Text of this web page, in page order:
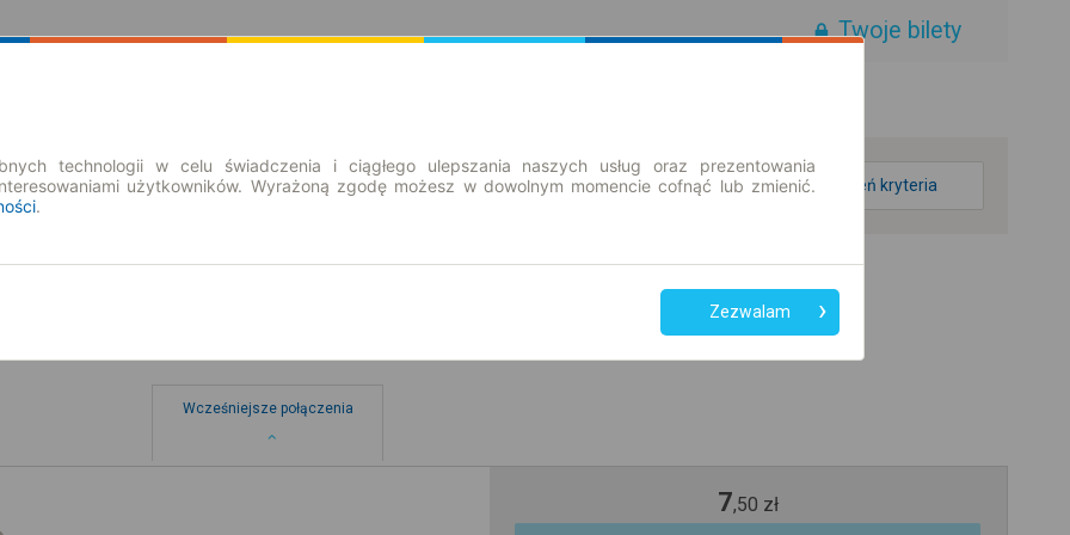
Twoje bilety
zmień kryteria
Wcześniejsze połączenia
7,50 zł
technologii w celu świadczenia i ciągłego ulepszania naszych usług oraz prezentowania
użytkowników. Wyrażoną zgodę możesz w dowolnym momencie cofnąć lub zmienić.
.
Zezwalam